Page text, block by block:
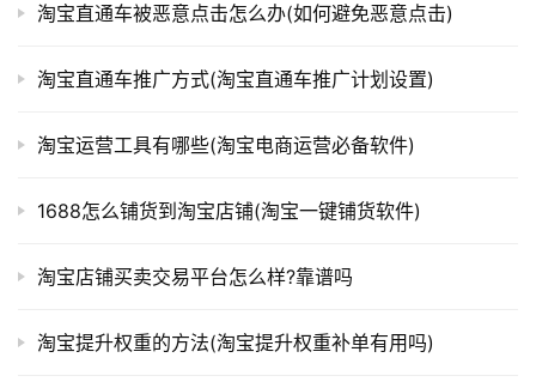
淘宝直通车被恶意点击怎么办(如何避免恶意点击)
淘宝直通车推广方式(淘宝直通车推广计划设置)
淘宝运营工具有哪些(淘宝电商运营必备软件)
1688怎么铺货到淘宝店铺(淘宝一键铺货软件)
淘宝店铺买卖交易平台怎么样?靠谱吗
淘宝提升权重的方法(淘宝提升权重补单有用吗)